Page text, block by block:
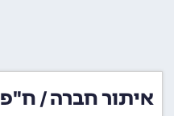
איתור חברה / ח"פ